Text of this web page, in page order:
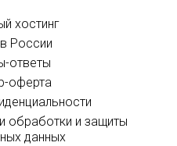
хостинг
России
ответы
оферта
обработки и защиты
данных